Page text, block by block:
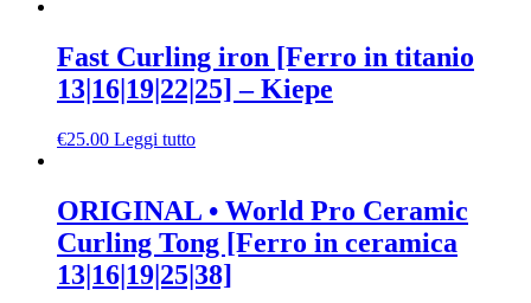
Fast Curling iron [Ferro in titanio
13|16|19|22|25] – Kiepe
€25.00 Leggi tutto
ORIGINAL • World Pro Ceramic
Curling Tong [Ferro in ceramica
13|16|19|25|38]